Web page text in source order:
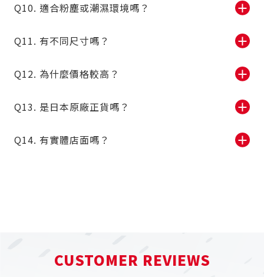
Q10. 適合粉塵或潮濕環境嗎？ ＋
Q11. 有不同尺寸嗎？ ＋
Q12. 為什麼價格較高？ ＋
Q13. 是日本原廠正貨嗎？ ＋
Q14. 有實體店面嗎？ ＋
CUSTOMER REVIEWS